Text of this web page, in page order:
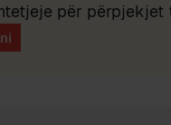
për përpjekjet